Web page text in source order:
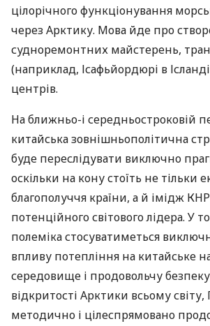
цілорічного функціонування
через Арктику. Мова йде про
судноремонтних майстерень,
(наприклад, Ісафьйордюрі в
центрів.
На ближньо-і середньостроковій
китайська зовнішньополітична
буде переслідувати виключно
оскільки на кону стоїть не тільки
благополуччя країни, а й імідж КНР
потенційного світового лідера. У
полеміка стосуватиметься
впливу потепління на китайське
середовище і продовольчу
відкритості Арктики всьому світу,
методично і цілеспрямовано